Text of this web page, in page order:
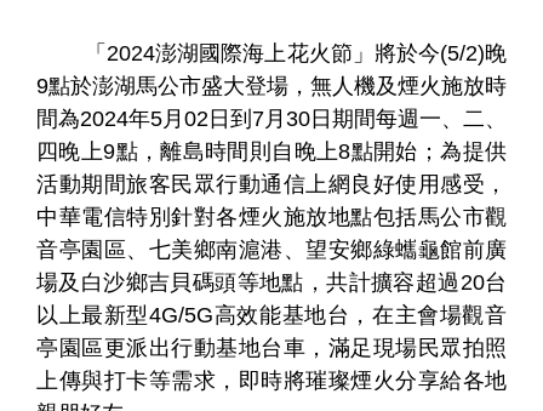
資費合約
帳單繳費
我的帳號
「2024澎湖國際海上花火節」將於今(5/2)晚
9點於澎湖馬公市盛大登場，無人機及煙火施放時
間為2024年5月02日到7月30日期間每週一、二、
四晚上9點，離島時間則自晚上8點開始；為提供
活動期間旅客民眾行動通信上網良好使用感受，
中華電信特別針對各煙火施放地點包括馬公市觀
音亭園區、七美鄉南滬港、望安鄉綠蠵龜館前廣
場及白沙鄉吉貝碼頭等地點，共計擴容超過20台
以上最新型4G/5G高效能基地台，在主會場觀音
亭園區更派出行動基地台車，滿足現場民眾拍照
上傳與打卡等需求，即時將璀璨煙火分享給各地